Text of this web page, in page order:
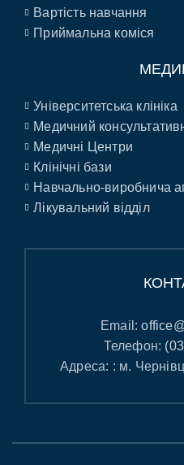
Вартість навчання
Приймальна коміся
Університетська клініка
Медичний
Медичні Центри
Клінічні бази
Навчально-виробнича
Лікувальний відділ
Email:
Телефон:
Адреса: : м.